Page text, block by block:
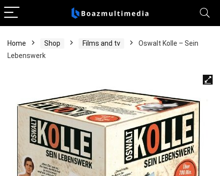
Home Shop Films and tv
Oswalt Kolle – Sein
Lebenswerk